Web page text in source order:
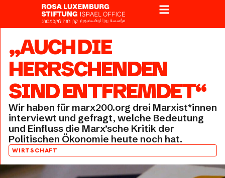
„AUCH DIE
HERRSCHENDEN
SIND ENTFREMDET“
Wir haben für marx200.org drei Marxist*innen
interviewt und gefragt, welche Bedeutung
und Einfluss die Marx’sche Kritik der
Politischen Ökonomie heute noch hat.
WIRTSCHAFT